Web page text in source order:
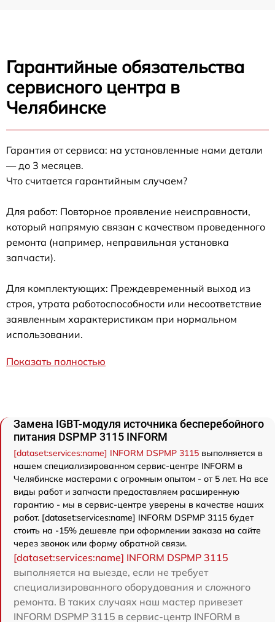
Гарантийные обязательства
сервисного центра в
Челябинске
Гарантия от сервиса: на установленные нами детали
— до 3 месяцев.
Что считается гарантийным случаем?
Для работ: Повторное проявление неисправности,
который напрямую связан с качеством проведенного
ремонта (например, неправильная установка
запчасти).
Для комплектующих: Преждевременный выход из
строя, утрата работоспособности или несоответствие
заявленным характеристикам при нормальном
использовании.
Показать полностью
Замена IGBT-модуля источника бесперебойного
питания DSPMP 3115 INFORM
[dataset:services:name] INFORM DSPMP 3115 выполняется в
нашем специализированном сервис-центре INFORM в
Челябинске мастерами с огромным опытом - от 5 лет. На все
виды работ и запчасти предоставляем расширенную
гарантию - мы в сервис-центре уверены в качестве наших
работ. [dataset:services:name] INFORM DSPMP 3115 будет
стоить на -15% дешевле при оформлении заказа на сайте
через звонок или форму обратной связи.
[dataset:services:name] INFORM DSPMP 3115
выполняется на выезде, если не требует
специализированного оборудования и сложного
ремонта. В таких случаях наш мастер привезет
INFORM DSPMP 3115 в сервис-центр INFORM в